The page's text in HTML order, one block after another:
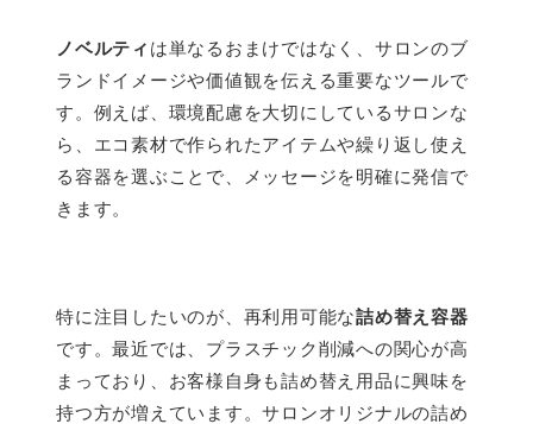
ノベルティ は単なるおまけではなく、サロンのブ
ランドイメージや価値観を伝える重要なツールで
す。例えば、環境配慮を大切にしているサロンな
ら、エコ素材で作られたアイテムや繰り返し使え
る容器を選ぶことで、メッセージを明確に発信で
きます。
特に注目したいのが、再利用可能な詰め替え容器
です。最近では、プラスチック削減への関心が高
まっており、お客様自身も詰め替え用品に興味を
持つ方が増えています。サロンオリジナルの詰め